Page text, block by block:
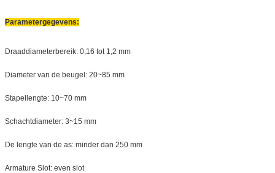
Parametergegevens:
Draaddiameterbereik: 0,16 tot 1,2 mm
Diameter van de beugel: 20~85 mm
Stapellengte: 10~70 mm
Schachtdiameter: 3~15 mm
De lengte van de as: minder dan 250 mm
Armature Slot: even slot